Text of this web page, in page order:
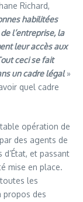
Richard,
habilitées
l’entreprise, la
leur accès aux
ceci se fait
un cadre légal»
quel cadre
opération de
des agents de
d’État, et passant
mise en place.
les
propos des